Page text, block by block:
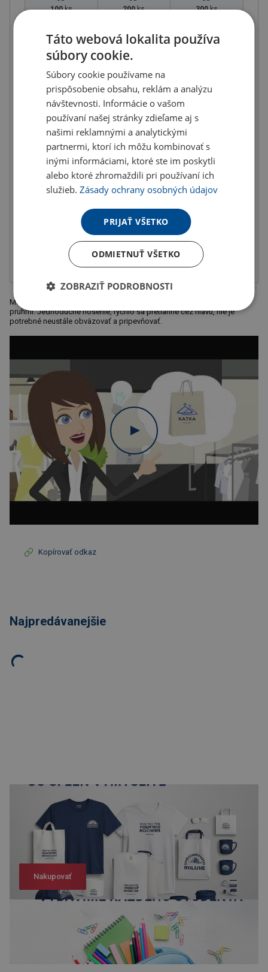
100 ks
15.00%)
200 ks
(-
20.00%)
300 ks
(- 25.00%)
od
400 ks
1.56 €
(-30.00%)
U partnera 437 ks môžete mať 12.8. až 18.8.
Do košíka
Osobný odber Výdajné miesta »
Pridať do obľúbených
Módny kruhový šál z polyesteru (120 g/m²), s praktickými reflexnými
pruhmi. Jednoduché nosenie, rýchlo sa pretiahne cez hlavu, nie je
potrebné neustále obväzovať a pripevňovať.
Kopírovať odkaz
Najpredávanejšie
Nakupovať
Táto webová lokalita používa
súbory cookie.
Súbory cookie používame na
prispôsobenie obsahu, reklám a analýzu
návštevnosti. Informácie o vašom
používaní našej stránky zdieľame aj s
našimi reklamnými a analytickými
partnermi, ktorí ich môžu kombinovať s
inými informáciami, ktoré ste im poskytli
alebo ktoré zhromaždili pri používaní ich
služieb.Zásady ochrany osobných údajov
PRIJAŤ VŠETKO
ODMIETNUŤ VŠETKO
ZOBRAZIŤ PODROBNOSTI